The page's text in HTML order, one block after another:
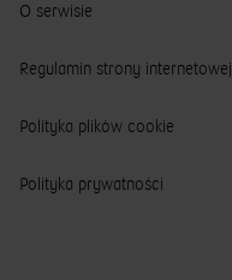
O serwisie
Regulamin strony internetowej
Polityka plików cookie
Polityka prywatności